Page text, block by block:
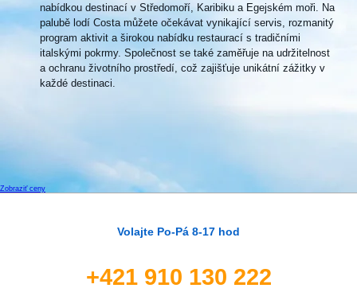
nabídkou destinací v Středomoří, Karibiku a Egejském moři. Na
palubě lodí Costa můžete očekávat vynikající servis, rozmanitý
program aktivit a širokou nabídku restaurací s tradičními
italskými pokrmy. Společnost se také zaměřuje na udržitelnost
a ochranu životního prostředí, což zajišťuje unikátní zážitky v
každé destinaci.
Zobraziť ceny
Volajte Po-Pá 8-17 hod
+421 910 130 222